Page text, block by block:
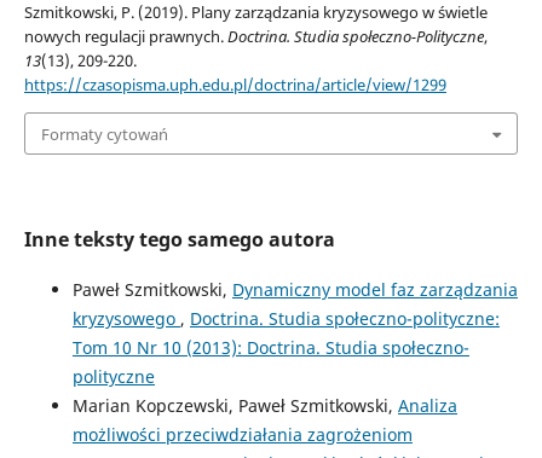
Szmitkowski, P. (2019). Plany zarządzania kryzysowego w świetle
nowych regulacji prawnych.Doctrina. Studia społeczno-Polityczne,
13(13), 209-220.
https://czasopisma.uph.edu.pl/doctrina/article/view/1299
Formaty cytowań
Inne teksty tego samego autora
Paweł Szmitkowski, Dynamiczny model faz zarządzania
kryzysowego , Doctrina. Studia społeczno-polityczne:
Tom 10 Nr 10 (2013): Doctrina. Studia społeczno-
polityczne
Marian Kopczewski, Paweł Szmitkowski, Analiza
możliwości przeciwdziałania zagrożeniom